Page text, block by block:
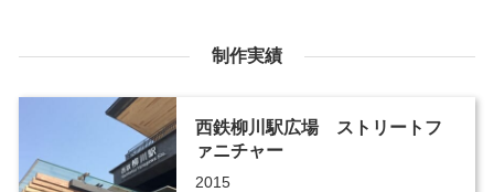
制作実績
西鉄柳川駅広場 ストリートフ
ァニチャー
2015